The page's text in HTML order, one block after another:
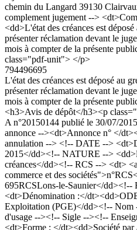
chemin du Langard 39130
complement jugement -->
<dd>L'état des créances est
présenter réclamation devant le
mois à compter de la présente
class="pdf-unit"> </p>
794496695
L'état des créances est déposé au
présenter réclamation devant le
mois à compter de la présente
<h3>Avis de dépôt</h3><p
A n°20150144 publié le 30/07/
annonce --><dt>Annonce n° </
annulation --> <!-- DATE -->
2015</dd><!-- NATURE -->
créances</dd><!-- RCS --> <dt>
commerce et des
695RCSLons-le-Saunier</
<dt>Dénomination :</
Exploitation (PGE)</dd><!--
d'usage --><!-- Sigle --><!--
<dt>Forme : </dt><dd>Société